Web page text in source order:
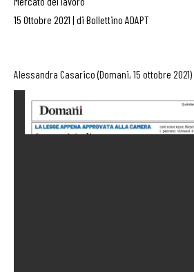
15 Ottobre 2021 | di Bollettino ADAPT
Alessandra Casarico (Domani, 15 ottobre 2021)